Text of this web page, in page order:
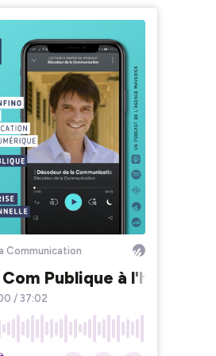
Communication
Com Publique à l'heure
/ 37:02